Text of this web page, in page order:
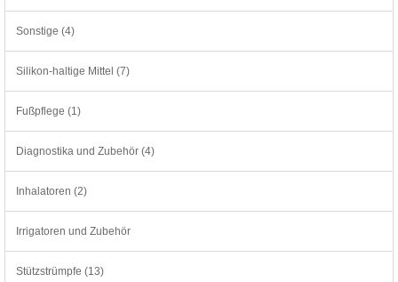
Sonstige (4)
Silikon-haltige Mittel (7)
Fußpflege (1)
Diagnostika und Zubehör (4)
Inhalatoren (2)
Irrigatoren und Zubehör
Stützstrümpfe (13)